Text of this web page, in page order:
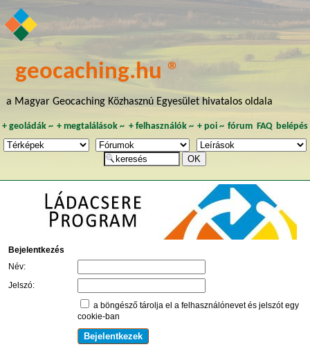
geocaching.hu ®
a Magyar Geocaching Közhasznú Egyesület hivatalos oldala
+ geoládák~ +megtalálások ~ + felhasználók~ + poi~ fórum FAQ belépés
Bejelentkezés
Név:
Jelszó:
a böngésző tárolja el a felhasználónevet és jelszót egy
cookie-ban